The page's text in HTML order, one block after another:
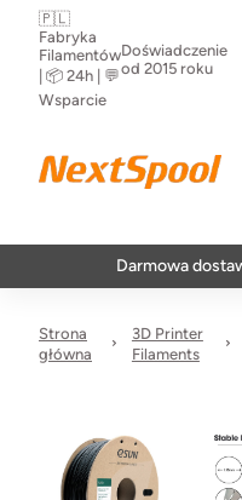
🇵🇱
Fabryka
Filamentów
| 📦 24h | 💬
Wsparcie
Doświadczenie
od 2015 roku
Darmowa dostawa |
Strona
główna
3D Printer
Filaments